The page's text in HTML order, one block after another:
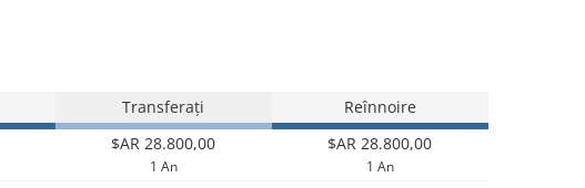
Transferați Reînnoire
$AR 28.800,00
1 An
$AR 28.800,00
1 An